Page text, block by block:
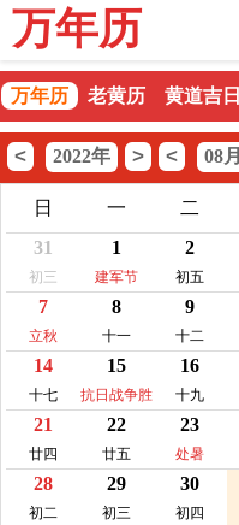
万年历
万年历 老黄历 黄道吉日
< 2022年 > < 08月
日 一 二
31
初三
1
建军节
2
初五
7
立秋
8
十一
9
十二
14
十七
15
抗日战争胜
利纪念
16
十九
21
廿四
22
廿五
23
处暑
28
初二
29
初三
30
初四